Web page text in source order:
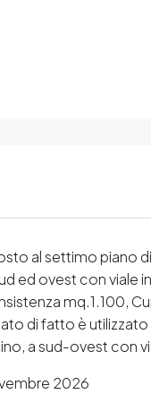
al settimo piano
ed ovest con viale
mq.1.100,
di fatto è
a sud-ovest con
2026